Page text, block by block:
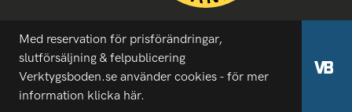
Med reservation för prisförändringar,
slutförsäljning & felpublicering
Verktygsboden.se använder cookies - för mer
information klicka här.